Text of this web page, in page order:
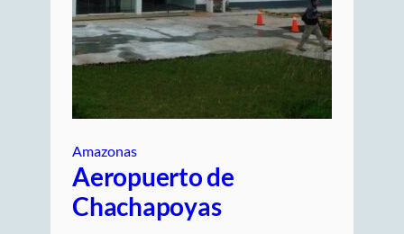
Amazonas
Aeropuerto de
Chachapoyas